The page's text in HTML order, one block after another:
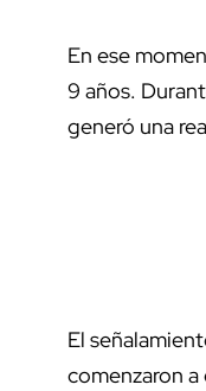
En ese
9 años.
generó una
El
comenzaron